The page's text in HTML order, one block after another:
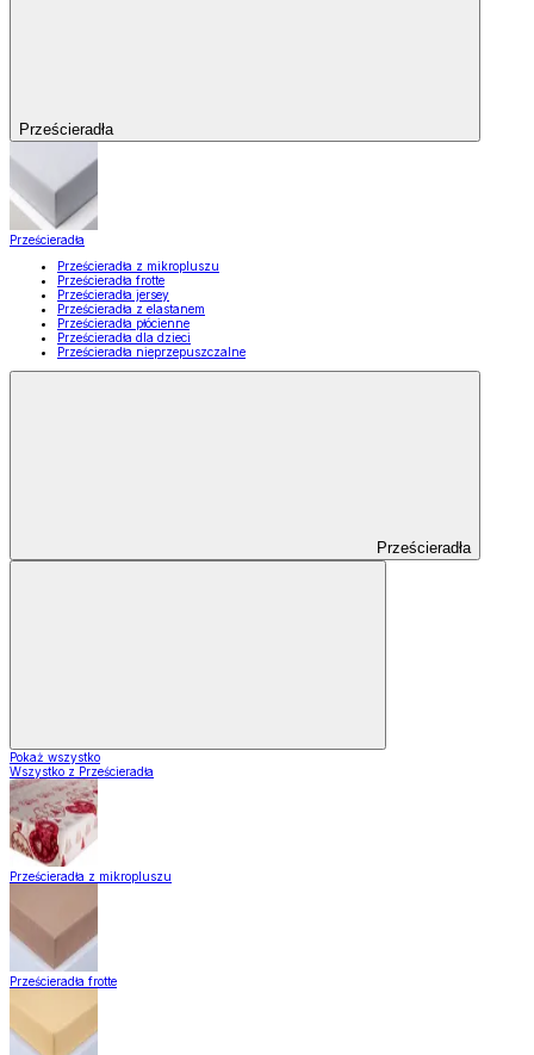
Prześcieradła
Prześcieradła
Prześcieradła z mikropluszu
Prześcieradła frotte
Prześcieradła jersey
Prześcieradła z elastanem
Prześcieradła płócienne
Prześcieradła dla dzieci
Prześcieradła nieprzepuszczalne
Prześcieradła
Pokaż wszystko
Wszystko z Prześcieradła
Prześcieradła z mikropluszu
Prześcieradła frotte